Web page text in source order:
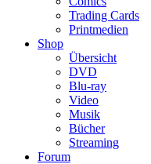
Trading Cards
Printmedien
Shop
Übersicht
DVD
Blu-ray
Video
Musik
Bücher
Streaming
Forum